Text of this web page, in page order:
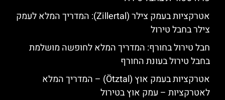
אטרקציות בעמק צילר (Zillertal): המדריך המלא לעמק
צילר בחבל טירול
חבל טירול בחורף: המדריך המלא לחופשה מושלמת
בחבל טירול בעונת החורף
אטרקציות בעמק אוץ (Ötztal) – המדריך המלא
לאטרקציות – עמק אוץ בטירול